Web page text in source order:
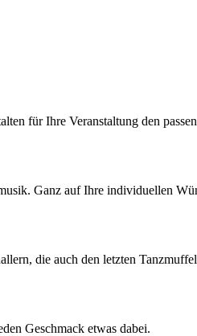
für Ihre Veranstaltung den
Ganz auf Ihre individuellen
die auch den letzten
Geschmack etwas dabei.